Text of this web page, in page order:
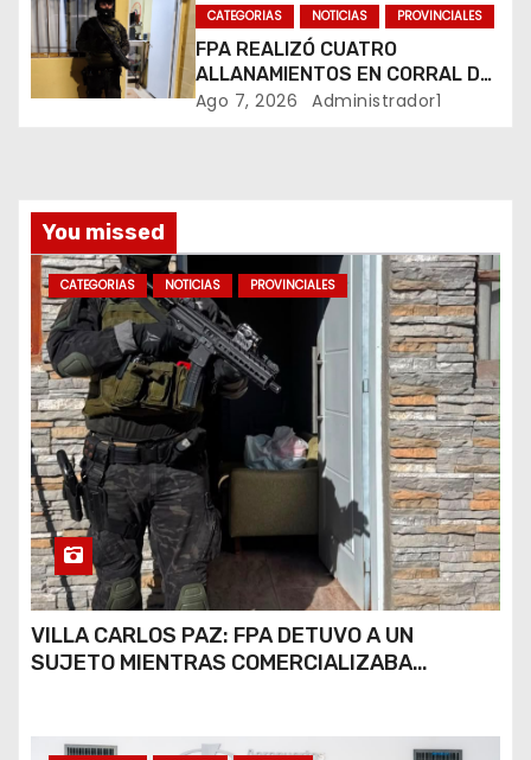
t
a
s
BUENOS AIRES
CATEGORIAS NOTICIAS PROVINCIALES
FPA REALIZÓ CUATRO
ALLANAMIENTOS EN CORRAL DE
BUSTOS-IFFLINGER
Ago 7, 2026 Administrador1
You missed
CATEGORIAS NOTICIAS PROVINCIALES
VILLA CARLOS PAZ: FPA DETUVO A UN
SUJETO MIENTRAS COMERCIALIZABA